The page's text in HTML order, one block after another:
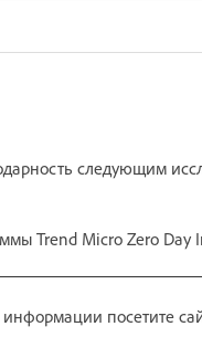
следующим
Trend Micro Zero Day
посетите